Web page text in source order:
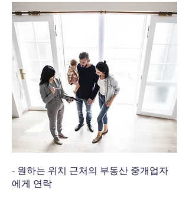
- 원하는 위치 근처의 부동산 중개업자
에게 연락